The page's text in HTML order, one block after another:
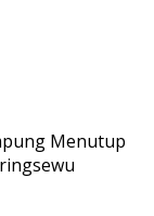
Menutup